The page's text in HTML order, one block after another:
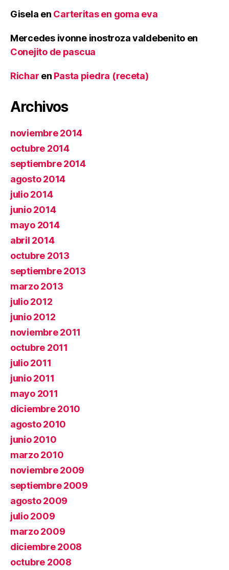
Gisela en Carteritas en goma eva
Mercedes ivonne inostroza valdebenito en
Conejito de pascua
Richar en Pasta piedra (receta)
Archivos
noviembre 2014
octubre 2014
septiembre 2014
agosto 2014
julio 2014
junio 2014
mayo 2014
abril 2014
octubre 2013
septiembre 2013
marzo 2013
julio 2012
junio 2012
noviembre 2011
octubre 2011
julio 2011
junio 2011
mayo 2011
diciembre 2010
agosto 2010
junio 2010
marzo 2010
noviembre 2009
septiembre 2009
agosto 2009
julio 2009
marzo 2009
diciembre 2008
octubre 2008